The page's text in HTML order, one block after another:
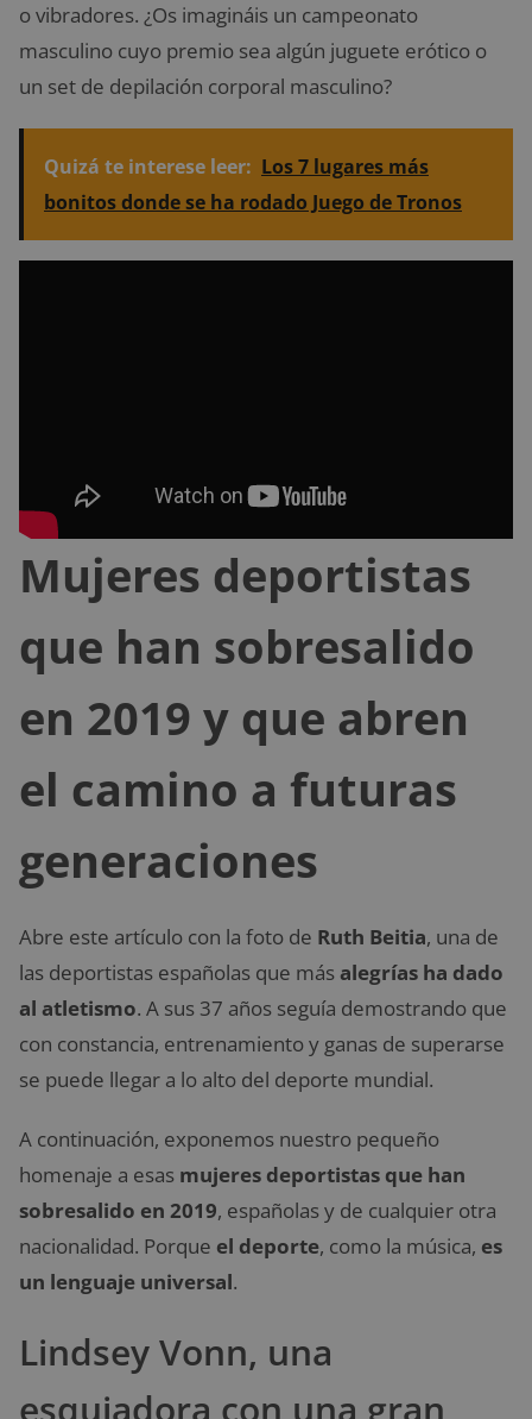
o vibradores. ¿Os imagináis un campeonato
masculino cuyo premio sea algún juguete erótico o
un set de depilación corporal masculino?
Quizá te interese leer: Los 7 lugares más
bonitos donde se ha rodado Juego de Tronos
Mujeres deportistas
que han sobresalido
en 2019 y que abren
el camino a futuras
generaciones
Abre este artículo con la foto de Ruth Beitia, una de
las deportistas españolas que más alegrías ha dado
al atletismo. A sus 37 años seguía demostrando que
con constancia, entrenamiento y ganas de superarse
se puede llegar a lo alto del deporte mundial.
A continuación, exponemos nuestro pequeño
homenaje a esas mujeres deportistas que han
sobresalido en 2019, españolas y de cualquier otra
nacionalidad. Porque el deporte, como la música, es
un lenguaje universal.
Lindsey Vonn, una